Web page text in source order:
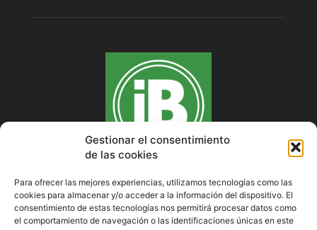
Gestionar el consentimiento
de las cookies
Para ofrecer las mejores experiencias, utilizamos tecnologías como las
cookies para almacenar y/o acceder a la información del dispositivo. El
consentimiento de estas tecnologías nos permitirá procesar datos como
el comportamiento de navegación o las identificaciones únicas en este
SOBRE NOSOTROS